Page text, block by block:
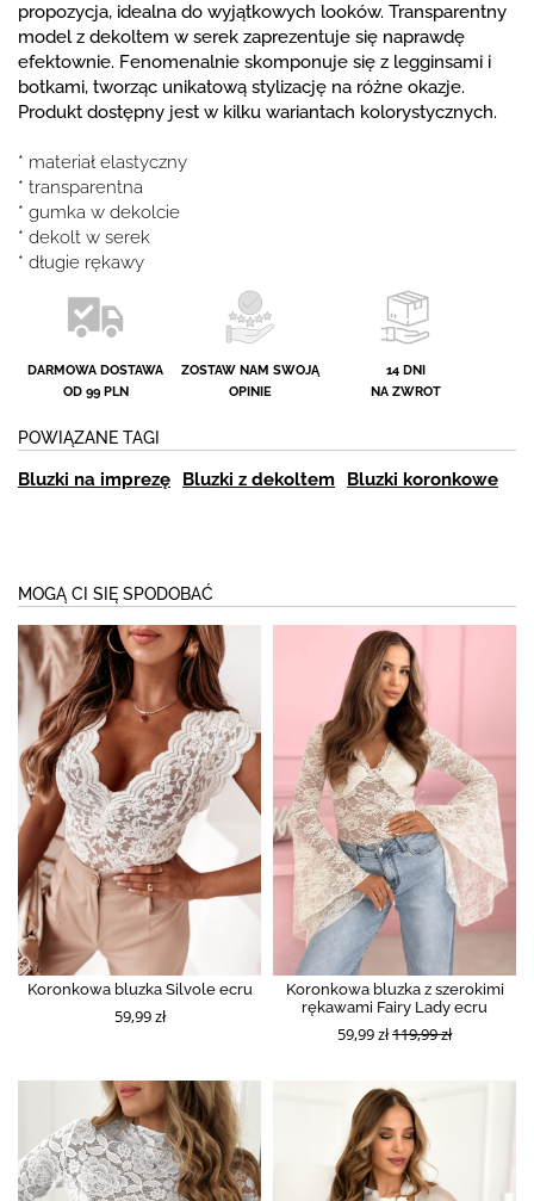
propozycja, idealna do wyjątkowych looków. Transparentny
model z dekoltem w serek zaprezentuje się naprawdę
efektownie. Fenomenalnie skomponuje się z legginsami i
botkami, tworząc unikatową stylizację na różne okazje.
Produkt dostępny jest w kilku wariantach kolorystycznych.
* materiał elastyczny
* transparentna
* gumka w dekolcie
* dekolt w serek
* długie rękawy
DARMOWA DOSTAWA
OD 99 PLN
ZOSTAW NAM SWOJĄ
OPINIE
14 DNI
NA ZWROT
POWIĄZANE TAGI
Bluzki na imprezę Bluzki z dekoltem Bluzki koronkowe
MOGĄ CI SIĘ SPODOBAĆ
Koronkowa bluzka Silvole ecru
59,99 zł
Koronkowa bluzka z szerokimi
rękawami Fairy Lady ecru
59,99 zł119,99 zł